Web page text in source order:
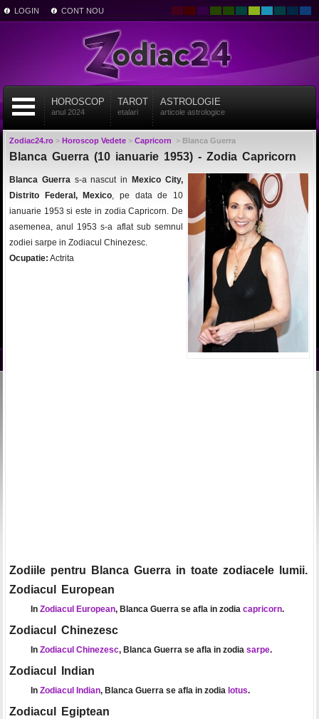
LOGIN CONT NOU
HOROSCOP
anul 2024
TAROT
etalari
ASTROLOGIE
articole astrologice
Zodiac24.ro> Horoscop Vedete> Capricorn > Blanca Guerra
Blanca Guerra (10 ianuarie 1953) - Zodia Capricorn
Blanca Guerras-a nascut in
Mexico City,
Distrito Federal, Mexico, pe data de 10
ianuarie 1953 si este in zodia Capricorn. De
asemenea, anul 1953 s-a aflat sub semnul
zodiei sarpe in Zodiacul Chinezesc.
Ocupatie: Actrita
Zodiile pentru Blanca Guerra in toate zodiacele lumii.
Zodiacul European
In Zodiacul European, Blanca Guerra se afla in zodia capricorn.
Zodiacul Chinezesc
In Zodiacul Chinezesc, Blanca Guerra se afla in zodia sarpe.
Zodiacul Indian
In Zodiacul Indian, Blanca Guerra se afla in zodia lotus.
Zodiacul Egiptean